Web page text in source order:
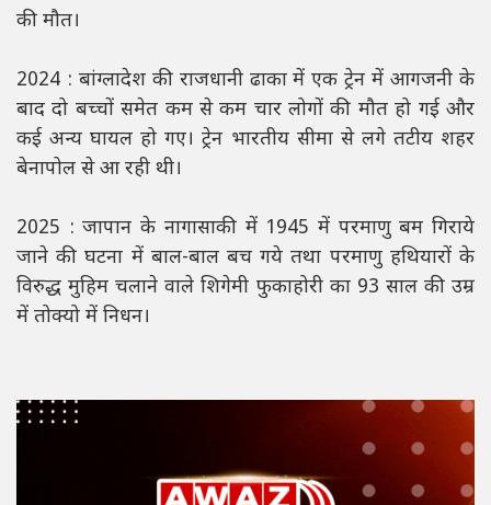
की मौत।
2024 : बांग्लादेश की राजधानी ढाका में एक ट्रेन में आगजनी के
बाद दो बच्चों समेत कम से कम चार लोगों की मौत हो गई और
कई अन्य घायल हो गए। ट्रेन भारतीय सीमा से लगे तटीय शहर
बेनापोल से आ रही थी।
2025 : जापान के नागासाकी में 1945 में परमाणु बम गिराये
जाने की घटना में बाल-बाल बच गये तथा परमाणु हथियारों के
विरुद्ध मुहिम चलाने वाले शिगेमी फुकाहोरी का 93 साल की उम्र
में तोक्यो में निधन।